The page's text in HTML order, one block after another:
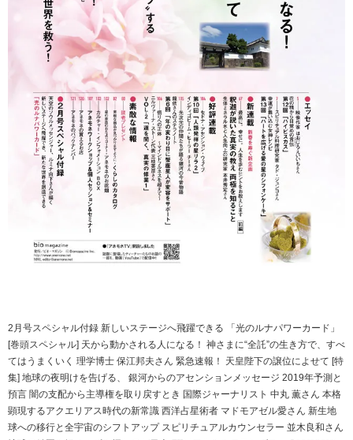
2月号スペシャル付録 新しいステージへ飛躍できる 「光のルナパワーカード」
[巻頭スペシャル] 天から動かされる人になる！ 神さまに“全託”の生き方で、すべ
てはうまくいく 理学博士 保江邦夫さん 緊急速報！ 天皇陛下の譲位によせて [特
集] 地球の夜明けを告げる、 銀河からのアセンションメッセージ 2019年予測と
預言 闇の支配から主導権を取り戻すとき 国際ジャーナリスト 中丸 薫さん 本格
顕現するアクエリアス時代の新常識 西洋占星術者 マドモアゼル愛さん 新生地
球への移行と全宇宙のシフトアップ スピリチュアルカウンセラー 並木良和さん